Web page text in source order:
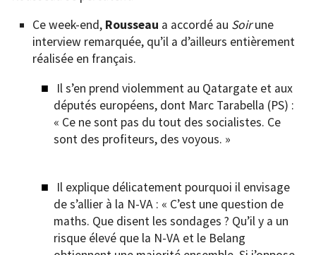
Ce week-end, Rousseau a accordé au Soirune
interview remarquée, qu’il a d’ailleurs entièrement
réalisée en français.
Il s’en prend violemment au Qatargate et aux
députés européens, dont Marc Tarabella (PS) :
« Ce ne sont pas du tout des socialistes. Ce
sont des profiteurs, des voyous. »
Il explique délicatement pourquoi il envisage
de s’allier à la N-VA : « C’est une question de
maths. Que disent les sondages ? Qu’il y a un
risque élevé que la N-VA et le Belang